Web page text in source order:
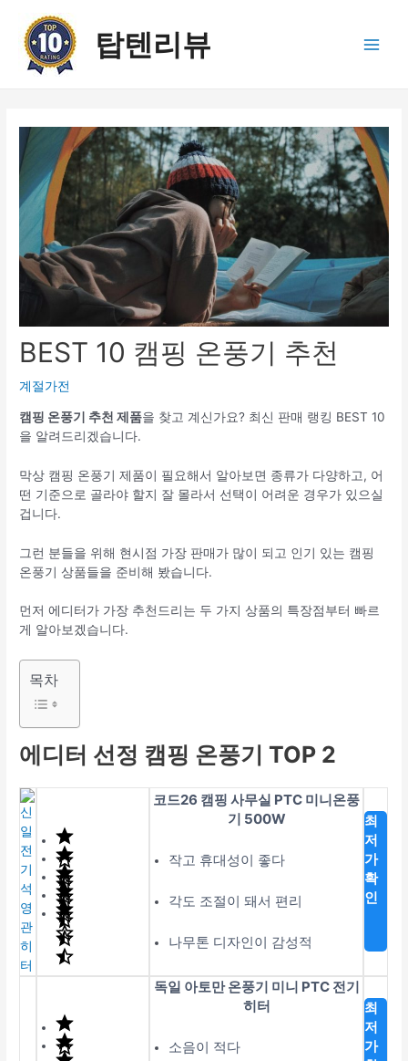
탑텐리뷰
BEST 10 캠핑 온풍기 추천
계절가전
캠핑 온풍기 추천 제품을 찾고 계신가요? 최신 판매 랭킹 BEST 10
을 알려드리겠습니다.
막상 캠핑 온풍기 제품이 필요해서 알아보면 종류가 다양하고, 어
떤 기준으로 골라야 할지 잘 몰라서 선택이 어려운 경우가 있으실
겁니다.
그런 분들을 위해 현시점 가장 판매가 많이 되고 인기 있는 캠핑
온풍기 상품들을 준비해 봤습니다.
먼저 에디터가 가장 추천드리는 두 가지 상품의 특장점부터 빠르
게 알아보겠습니다.
목차
에디터 선정 캠핑 온풍기 TOP 2
코드26 캠핑 사무실 PTC 미니온풍
기 500W
작고 휴대성이 좋다
각도 조절이 돼서 편리
나무톤 디자인이 감성적
최
저
가
확
인
독일 아토만 온풍기 미니 PTC 전기
히터
소음이 적다
최
저
가